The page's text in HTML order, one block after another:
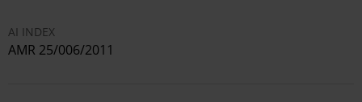
AI INDEX
AMR 25/006/2011